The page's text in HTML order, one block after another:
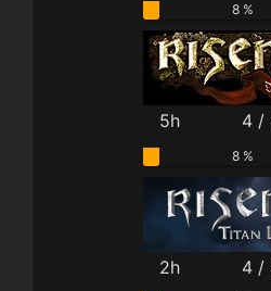
8 %
5h 4 /
8 %
2h 4 /